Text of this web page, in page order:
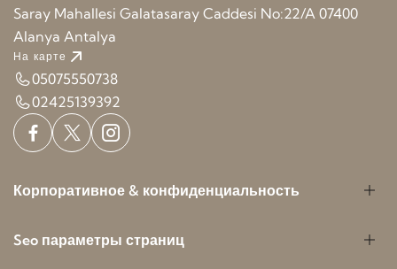
Saray Mahallesi Galatasaray Caddesi No:22/A 07400
Alanya Antalya
На карте
05075550738
02425139392
Корпоративное & конфиденциальность
Seo параметры страниц